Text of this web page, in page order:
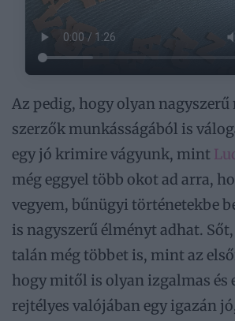
Az pedig, hogy olyan nagyszerű
szerzők munkásságából is
egy jó krimire vágyunk, mint
még eggyel több okot ad arra,
vegyem, bűnügyi történetekbe
is nagyszerű élményt adhat.
talán még többet is, mint az
hogy mitől is olyan izgalmas és
rejtélyes valójában egy igazán